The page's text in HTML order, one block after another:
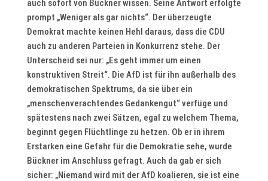
auch sofort von Bückner wissen. Seine Antwort erfolgte
prompt „Weniger als gar nichts“. Der überzeugte
Demokrat machte keinen Hehl daraus, dass die CDU
auch zu anderen Parteien in Konkurrenz stehe. Der
Unterscheid sei nur: „Es geht immer um einen
konstruktiven Streit“. Die AfD ist für ihn außerhalb des
demokratischen Spektrums, da sie über ein
„menschenverachtendes Gedankengut“ verfüge und
spätestens nach zwei Sätzen, egal zu welchem Thema,
beginnt gegen Flüchtlinge zu hetzen. Ob er in ihrem
Erstarken eine Gefahr für die Demokratie sehe, wurde
Bückner im Anschluss gefragt. Auch da gab er sich
sicher: „Niemand wird mit der AfD koalieren, sie ist eine